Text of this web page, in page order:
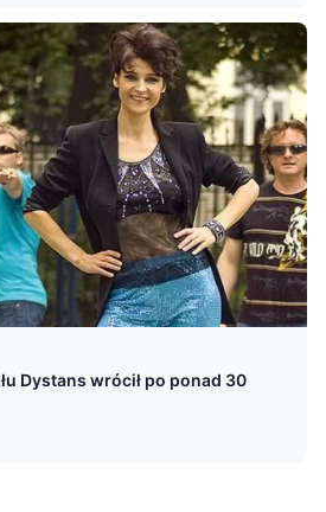
Dystans wrócił po ponad 30